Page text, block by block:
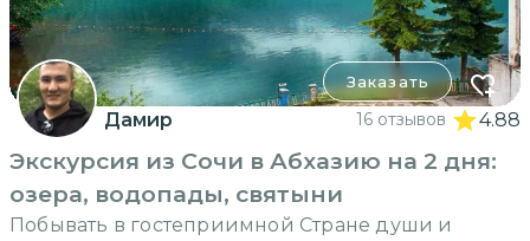
Заказать
Дамир 16 отзывов 4.88
Экскурсия из Сочи в Абхазию на 2 дня:
озера, водопады, святыни
Побывать в гостеприимной Стране души и